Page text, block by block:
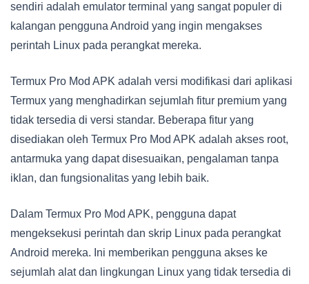
sendiri adalah emulator terminal yang sangat populer di
kalangan pengguna Android yang ingin mengakses
perintah Linux pada perangkat mereka.
Termux Pro Mod APK adalah versi modifikasi dari aplikasi
Termux yang menghadirkan sejumlah fitur premium yang
tidak tersedia di versi standar. Beberapa fitur yang
disediakan oleh Termux Pro Mod APK adalah akses root,
antarmuka yang dapat disesuaikan, pengalaman tanpa
iklan, dan fungsionalitas yang lebih baik.
Dalam Termux Pro Mod APK, pengguna dapat
mengeksekusi perintah dan skrip Linux pada perangkat
Android mereka. Ini memberikan pengguna akses ke
sejumlah alat dan lingkungan Linux yang tidak tersedia di